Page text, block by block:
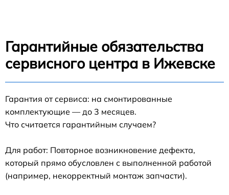
Гарантийные обязательства
сервисного центра в Ижевске
Гарантия от сервиса: на смонтированные
комплектующие — до 3 месяцев.
Что считается гарантийным случаем?
Для работ: Повторное возникновение дефекта,
который прямо обусловлен с выполненной работой
(например, некорректный монтаж запчасти).